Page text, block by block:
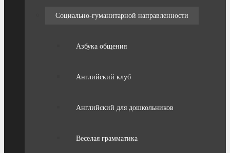
Социально-гуманитарной направленности
Азбука общения
Английский клуб
Английский для дошкольников
Веселая грамматика